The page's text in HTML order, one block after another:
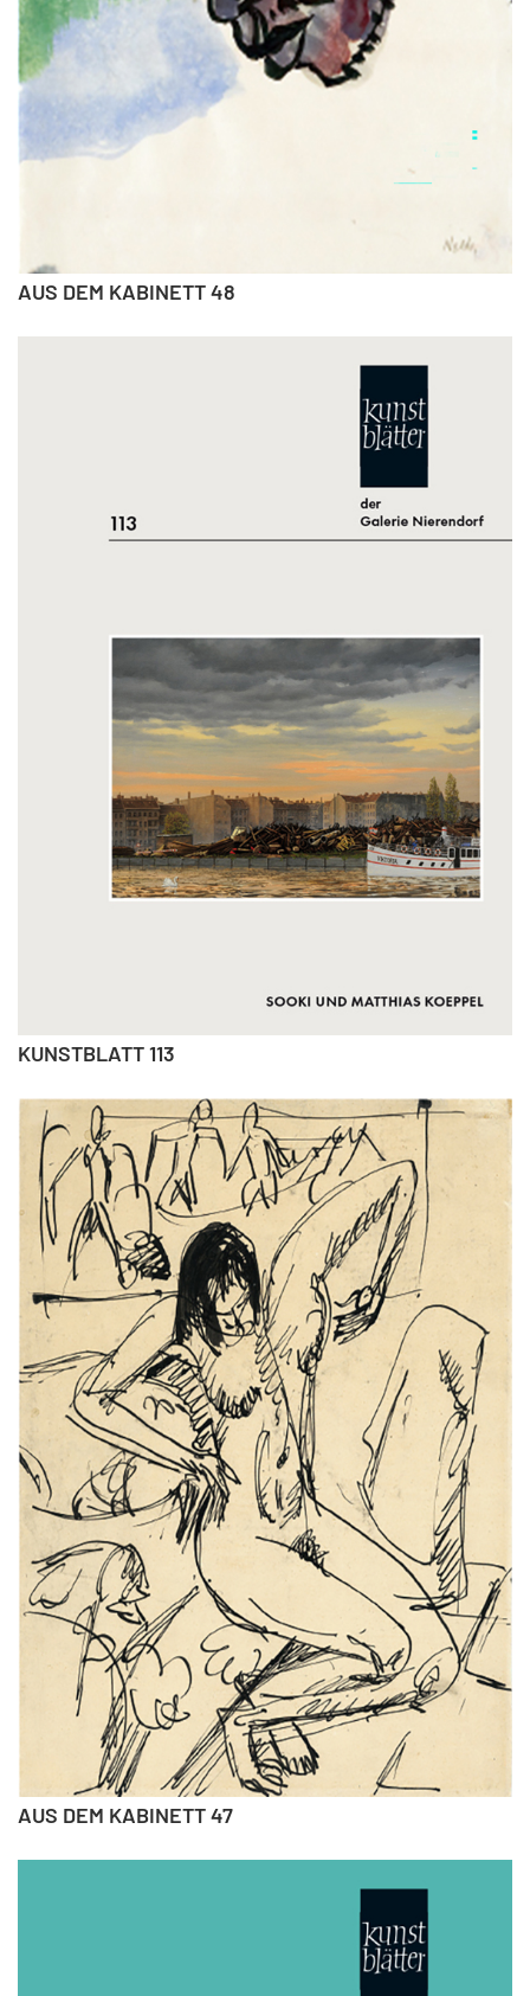
AUS DEM KABINETT 48
KUNSTBLATT 113
AUS DEM KABINETT 47